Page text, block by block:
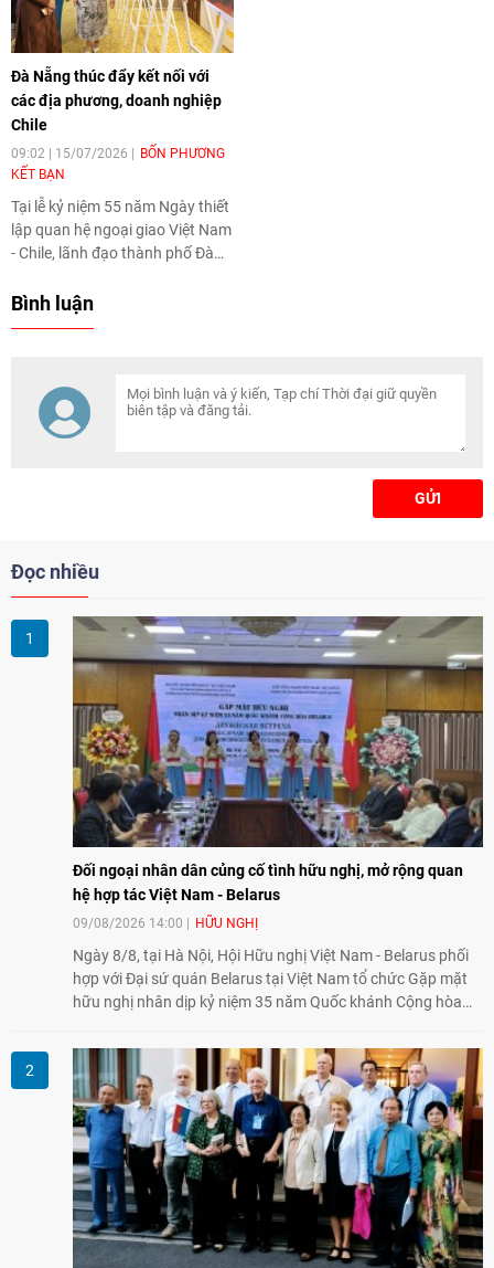
Kông (Lào). Hoạt động góp
phần tăng cường hợp tác
chuyên môn và vun đắp quan hệ
hữu nghị giữa hai địa phương.
Đà Nẵng thúc đẩy kết nối với
các địa phương, doanh nghiệp
Chile
09:02 | 15/07/2026
BỐN PHƯƠNG
KẾT BẠN
Tại lễ kỷ niệm 55 năm Ngày thiết
lập quan hệ ngoại giao Việt Nam
- Chile, lãnh đạo thành phố Đà
quan xúc tiến thương mại và
nghiệp Chile, thúc đẩy hợp tác
trong những lĩnh vực hai bên có
thế mạnh và nhu cầu.
Bình luận
GỬI
Đọc nhiều
Đối ngoại nhân dân củng cố tình hữu nghị, mở rộng quan
hệ hợp tác Việt Nam - Belarus
09/08/2026 14:00 HỮU NGHỊ
Ngày 8/8, tại Hà Nội, Hội Hữu nghị Việt Nam - Belarus phối
hợp với Đại sứ quán Belarus tại Việt Nam tổ chức Gặp mặt
hữu nghị nhân dịp kỷ niệm 35 năm Quốc khánh Cộng hòa
nhân dân trong củng cố tình hữu nghị, mở rộng hợp tác thiết
thực và làm sâu sắc quan hệ Đối tác chiến lược Việt Nam -
Belarus.